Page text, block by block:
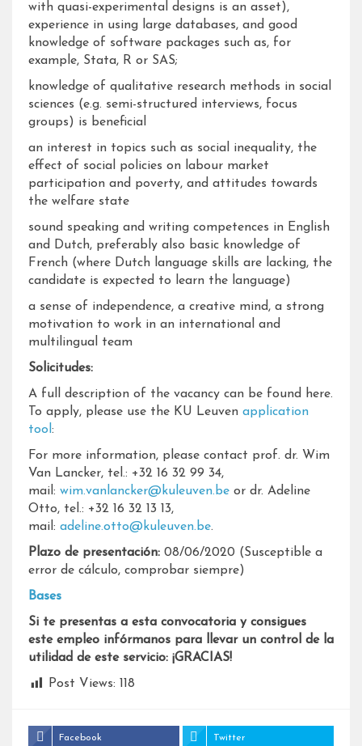
with quasi-experimental designs is an asset),
experience in using large databases, and good
knowledge of software packages such as, for
example, Stata, R or SAS;
knowledge of qualitative research methods in social
sciences (e.g. semi-structured interviews, focus
groups) is beneficial
an interest in topics such as social inequality, the
effect of social policies on labour market
participation and poverty, and attitudes towards
the welfare state
sound speaking and writing competences in English
and Dutch, preferably also basic knowledge of
French (where Dutch language skills are lacking, the
candidate is expected to learn the language)
a sense of independence, a creative mind, a strong
motivation to work in an international and
multilingual team
Solicitudes:
A full description of the vacancy can be found here.
To apply, please use the KU Leuven application
tool:
For more information, please contact prof. dr. Wim
Van Lancker, tel.: +32 16 32 99 34,
mail: wim.vanlancker@kuleuven.be or dr. Adeline
Otto, tel.: +32 16 32 13 13,
mail: adeline.otto@kuleuven.be.
Plazo de presentación: 08/06/2020 (Susceptible a
error de cálculo, comprobar siempre)
Bases
Si te presentas a esta convocatoria y consigues
este empleo infórmanos para llevar un control de la
utilidad de este servicio: ¡GRACIAS!
Post Views: 118
Facebook Twitter